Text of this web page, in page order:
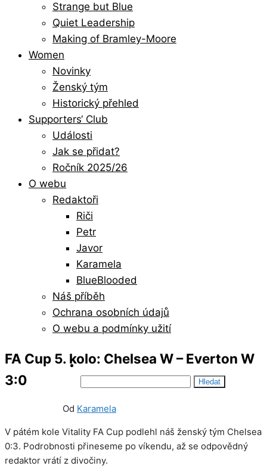
Strange but Blue
Quiet Leadership
Making of Bramley-Moore
Women
Novinky
Ženský tým
Historický přehled
Supporters‘ Club
Události
Jak se přidat?
Ročník 2025/26
O webu
Redaktoři
Riči
Petr
Javor
Karamela
BlueBlooded
Náš příběh
Ochrana osobních údajů
O webu a podmínky užití
FA Cup 5. kolo: Chelsea W – Everton W
3:0
Od Karamela
V pátém kole Vitality FA Cup podlehl náš ženský tým Chelsea
0:3. Podrobnosti přineseme po víkendu, až se odpovědný
redaktor vrátí z divočiny.